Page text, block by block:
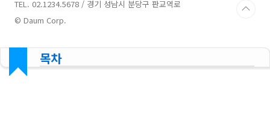
TEL. 02.1234.5678 / 경기 성남시 분당구 판교역로
© Daum Corp.
목차